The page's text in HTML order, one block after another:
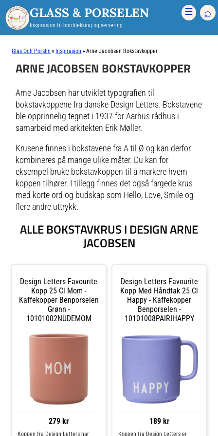
GLASS & PORSELEN
Inspirasjon til borddekking og servering
☰ ⌕
Glas Och Porslin » Inspirasjon »Arne Jacobsen Bokstavkopper
ARNE JACOBSEN BOKSTAVKOPPER
Arne Jacobsen har utviklet typografien til
bokstavkoppene fra danske Design Letters. Bokstavene
ble opprinnelig tegnet i 1937 for Aarhus rådhus i
samarbeid med arkitekten Erik Møller.
Krusene finnes i bokstavene fra A til Ø og kan derfor
kombineres på mange ulike måter. Du kan for
eksempel bruke bokstavkoppen til å markere hvem
koppen tilhører. I tillegg finnes det også fargede krus
med korte ord og budskap som Hello, Love, Smile og
flere andre uttrykk.
ALLE BOKSTAVKRUS I DESIGN ARNE
JACOBSEN
Design Letters Favourite
Kopp 25 Cl Mom -
Kaffekopper Benporselen
Grønn -
10101002NUDEMOM
279 kr
Koppen fra Design Letters har
Design Letters Favourite
Kopp Med Håndtak 25 Cl
Happy - Kaffekopper
Benporselen -
10101008PAIRIHAPPY
189 kr
Koppen fra Design Letters er